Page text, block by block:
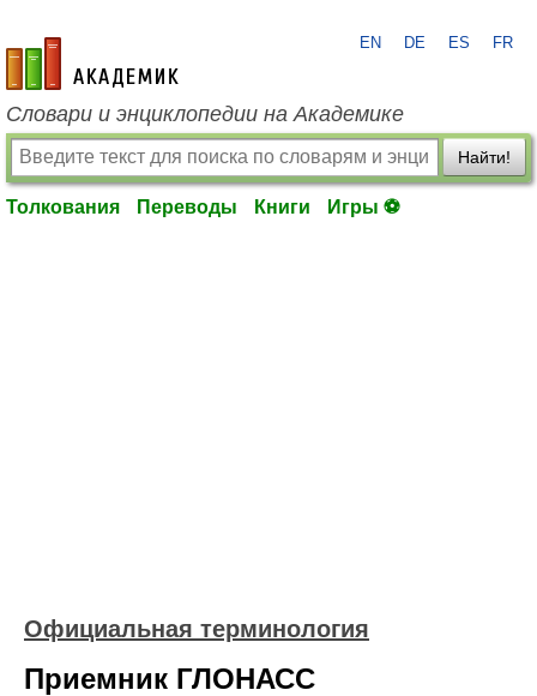
academic.ru
EN DE ES FR
Словари и энциклопедии на Академике
Найти!
Толкования Переводы Книги Игры ⚽
Официальная терминология
Приемник ГЛОНАСС